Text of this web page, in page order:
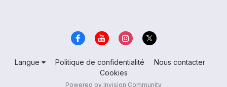
Langue Politique de confidentialité
Nous contacter
Cookies
Powered by Invision Community